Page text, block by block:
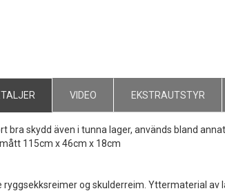
bra skydd även i tunna lager, används bland
115cm x 46cm x 18cm
ryggsekksreimer og skulderreim. Yttermaterial
VIDEO EKSTRAUTSTYR